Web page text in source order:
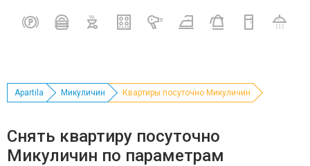
Apartila Микуличин Квартиры посуточно Микуличин
Снять квартиру посуточно
Микуличин по параметрам